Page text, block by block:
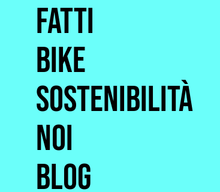
Fatti
Bike
Sostenibilità
Noi
Blog